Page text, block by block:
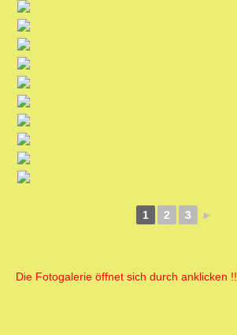
1 2 3 ►
Die Fotogalerie öffnet sich durch anklicken !!